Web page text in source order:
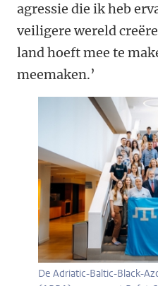
agressie die ik heb
veiligere wereld
land hoeft mee te
meemaken.’
De Adriatic-Baltic-Black-